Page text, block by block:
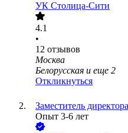
УК Столица-Сити
4.1
•
12 отзывов
Москва
Белорусская и еще 2
Откликнуться
Заместитель
Опыт 3-6 лет